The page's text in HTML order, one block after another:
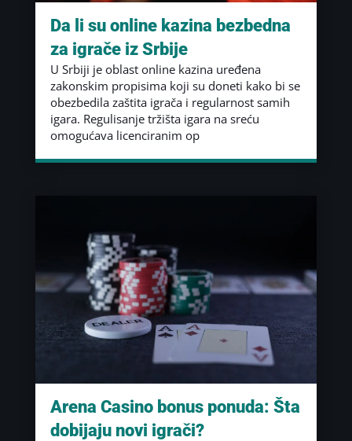
Da li su online kazina bezbedna
za igrače iz Srbije
U Srbiji je oblast online kazina uređena
zakonskim propisima koji su doneti kako bi se
obezbedila zaštita igrača i regularnost samih
igara. Regulisanje tržišta igara na sreću
omogućava licenciranim op
Arena Casino bonus ponuda: Šta
dobijaju novi igrači?